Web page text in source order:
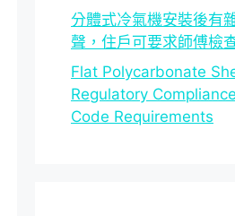
分體式冷氣機安裝後有
聲，住戶可要求師傅檢
Flat Polycarbonate
Regulatory
Code Requirements